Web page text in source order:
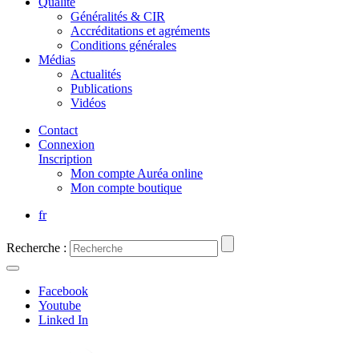
Généralités & CIR
Accréditations et agréments
Conditions générales
Médias
Actualités
Publications
Vidéos
Contact
Connexion
Inscription
Mon compte Auréa online
Mon compte boutique
fr
Recherche :
Facebook
Youtube
Linked In